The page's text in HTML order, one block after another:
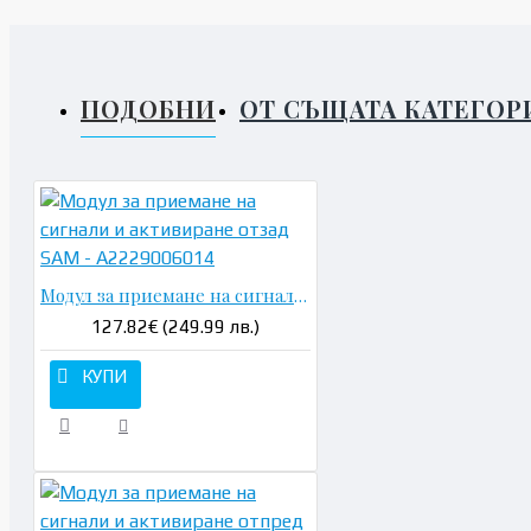
ПОДОБНИ ОТ СЪЩАТА
Модул за приемане на сигнали и активиране отзад SAM - A2229006014
127.82€ (249.99 лв.)
КУПИ